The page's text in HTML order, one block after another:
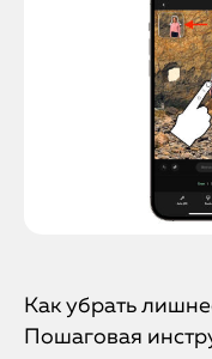
Как убрать
Пошаговая